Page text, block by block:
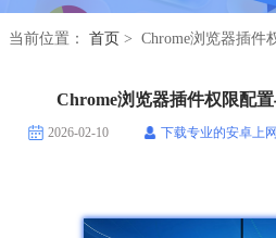
当前位置： 首页 > Chrome浏览器插件
Chrome浏览器插件权限配
2026-02-10 下载专业的安卓上